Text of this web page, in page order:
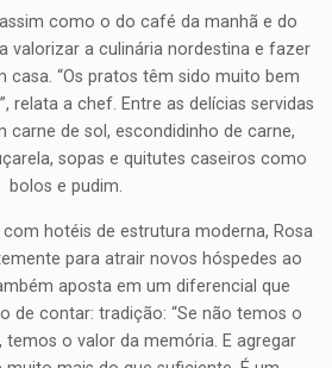
como o do café da manhã e do
valorizar a culinária nordestina e fazer
casa. “Os pratos têm sido muito bem
relata a chef. Entre as delícias servidas
carne de sol, escondidinho de carne,
sopas e quitutes caseiros como
bolos e pudim.
hotéis de estrutura moderna, Rosa
para atrair novos hóspedes ao
aposta em um diferencial que
de contar: tradição: “Se não temos o
temos o valor da memória. E agregar